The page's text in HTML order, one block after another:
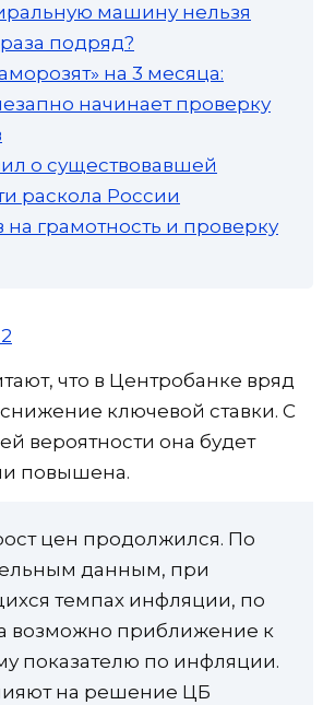
машину нельзя
раза подряд?
на 3 месяца:
начинает проверку
о существовавшей
раскола России
на грамотность и проверку
что в Центробанке вряд
ключевой ставки. С
вероятности она будет
повышена.
цен продолжился. По
данным, при
темпах инфляции, по
возможно приближение к
показателю по инфляции.
на решение ЦБ